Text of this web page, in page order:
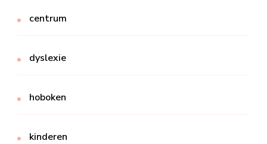
centrum
dyslexie
hoboken
kinderen